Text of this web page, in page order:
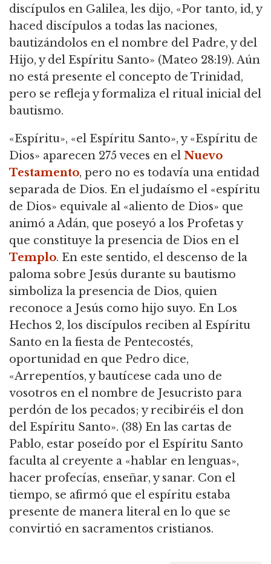
discípulos en Galilea, les dijo, «Por tanto, id, y
haced discípulos a todas las naciones,
bautizándolos en el nombre del Padre, y del
Hijo, y del Espíritu Santo» (Mateo 28:19). Aún
no está presente el concepto de Trinidad,
pero se refleja y formaliza el ritual inicial del
bautismo.
«Espíritu», «el Espíritu Santo», y «Espíritu de
Dios» aparecen 275 veces en el Nuevo
Testamento, pero no es todavía una entidad
separada de Dios. En el judaísmo el «espíritu
de Dios» equivale al «aliento de Dios» que
animó a Adán, que poseyó a los Profetas y
que constituye la presencia de Dios en el
Templo. En este sentido, el descenso de la
paloma sobre Jesús durante su bautismo
simboliza la presencia de Dios, quien
reconoce a Jesús como hijo suyo. En Los
Hechos 2, los discípulos reciben al Espíritu
Santo en la fiesta de Pentecostés,
oportunidad en que Pedro dice,
«Arrepentíos, y bautícese cada uno de
vosotros en el nombre de Jesucristo para
perdón de los pecados; y recibiréis el don
del Espíritu Santo». (38) En las cartas de
Pablo, estar poseído por el Espíritu Santo
faculta al creyente a «hablar en lenguas»,
hacer profecías, enseñar, y sanar. Con el
tiempo, se afirmó que el espíritu estaba
presente de manera literal en lo que se
convirtió en sacramentos cristianos.